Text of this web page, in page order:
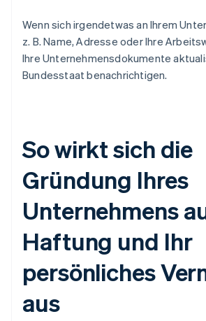
Wenn sich irgendetwas an Ihrem
z. B. Name, Adresse oder Ihre
Ihre Unternehmensdokumente
Bundesstaat benachrichtigen.
So wirkt sich die
Gründung Ihres
Unternehmens
Haftung und Ihr
persönliches
aus